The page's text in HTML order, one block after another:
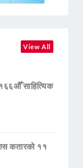
View All
साहित्यिक
कतारको ११